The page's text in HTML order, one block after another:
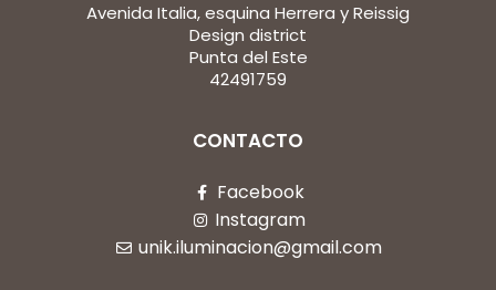
Avenida Italia, esquina Herrera y Reissig
Design district
Punta del Este
42491759
CONTACTO
Facebook
Instagram
unik.iluminacion@gmail.com